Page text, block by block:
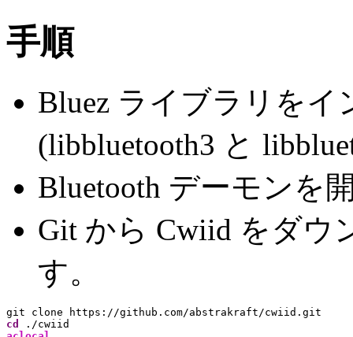
手順
Bluez ライブラリを
(libbluetooth3 と
Bluetooth デーモンを
Git から Cwiid をダウ
す。
cd